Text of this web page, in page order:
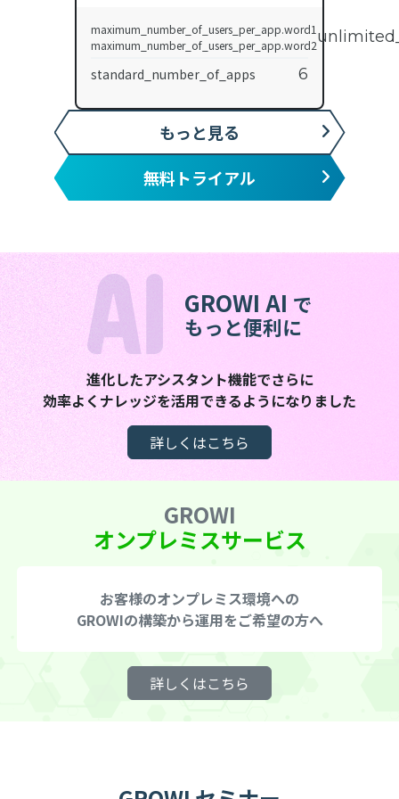
maximum_number_of_users_per_app.word1
maximum_number_of_users_per_app.word2
standard_number_of_apps 6
もっと見る
無料トライアル
GROWI AI で
もっと便利に
進化したアシスタント機能でさらに
効率よくナレッジを活用できるようになりました
詳しくはこちら
GROWI
オンプレミスサービス
お客様のオンプレミス環境への
GROWIの構築から運用をご希望の方へ
詳しくはこちら